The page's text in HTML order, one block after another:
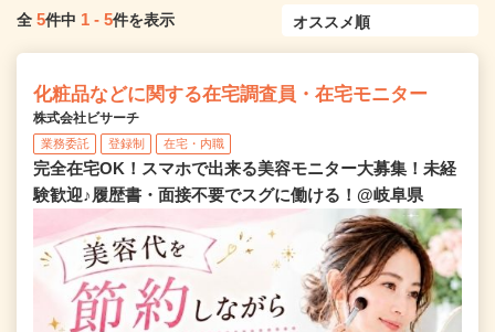
全 5件中 1 - 5件を表示
化粧品などに関する在宅調査員・在宅モニター
株式会社ビサーチ
業務委託 登録制 在宅・内職
完全在宅OK！スマホで出来る美容モニター大募集！未経
験歓迎♪履歴書・面接不要でスグに働ける！@岐阜県